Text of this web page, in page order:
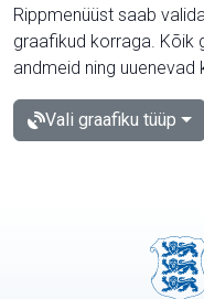
Rippmenüüst saab
graafikud korraga. Kõik
andmeid ning uuenevad
Vali graafiku tüüp